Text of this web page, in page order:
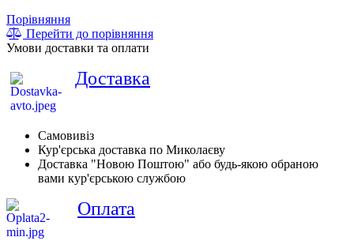
Порівняння
Перейти до порівняння
Умови доставки та оплати
Доставка
Самовивіз
Кур'єрська доставка по Миколаєву
Доставка "Новою Поштою" або будь-якою обраною
вами кур'єрською службою
Оплата